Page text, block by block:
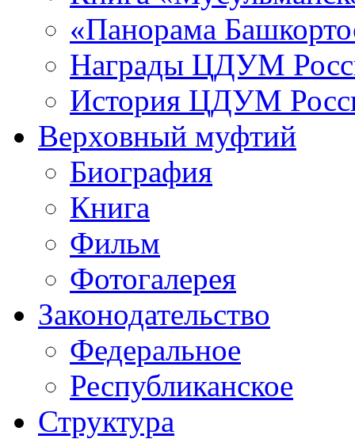
«Панорама
Награды ЦДУМ
История ЦДУМ
Верховный муфтий
Биография
Книга
Фильм
Фотогалерея
Законодательство
Федеральное
Республиканское
Структура